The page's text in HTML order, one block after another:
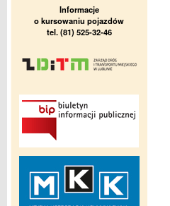
Informacje
o kursowaniu pojazdów
tel. (81) 525-32-46